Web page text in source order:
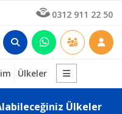
0312 911 22 50
Ülkeler
Ülkeler